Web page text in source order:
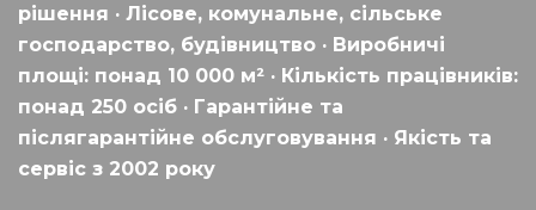
рішення · Лісове, комунальне, сільське
господарство, будівництво · Виробничі
площі: понад 10 000 м² · Кількість працівників:
понад 250 осіб · Гарантійне та
післягарантійне обслуговування · Якість та
сервіс з 2002 року